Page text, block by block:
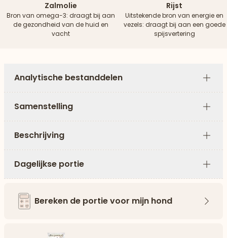
Zalmolie
Bron van omega-3: draagt ​​bij aan
de gezondheid van de huid en
vacht
Rijst
Uitstekende bron van energie en
vezels: draagt ​​bij aan een goede
spijsvertering
Analytische bestanddelen
Plus
Samenstelling
Plus
Beschrijving
Plus
Dagelijkse portie
Plus
Bereken de portie voor mijn hond